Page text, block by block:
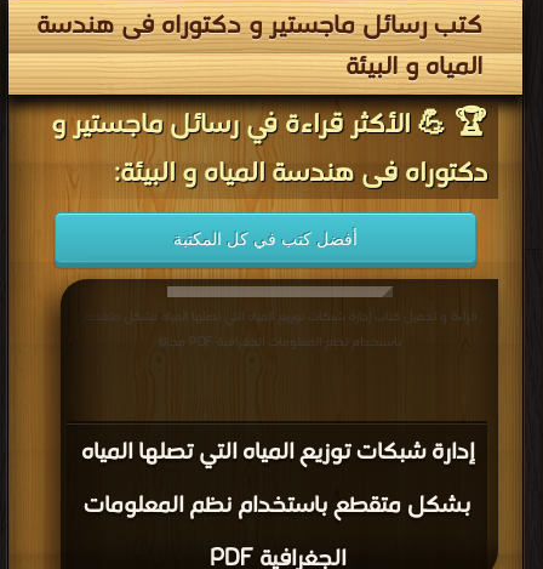
كتب رسائل ماجستير و دكتوراه فى هندسة
المياه و البيئة
🏆 💪 الأكثر قراءة في رسائل ماجستير و
دكتوراه فى هندسة المياه و البيئة:
أفضل كتب في كل المكتبة
إدارة شبكات توزيع المياه التي تصلها المياه
بشكل متقطع باستخدام نظم المعلومات
الجغرافية PDF
قراءة و تحميل كتاب إدارة شبكات توزيع المياه التي تصلها المياه بشكل متقطع
باستخدام نظم المعلومات الجغرافية PDF مجانا